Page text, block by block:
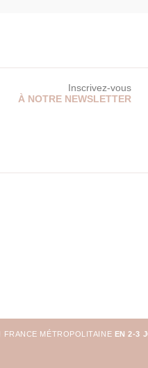
Inscrivez-vous
À NOTRE NEWSLETTER
FRANCE MÉTROPOLITAINE EN 2-3